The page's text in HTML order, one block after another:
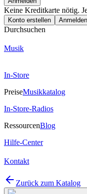
Keine Kreditkarte nötig.
Konto erstellen Anmelden
Durchsuchen
Musik
In-Store
PreiseMusikkatalog
In-Store-Radios
RessourcenBlog
Hilfe-Center
Kontakt
Zurück zum Katalog